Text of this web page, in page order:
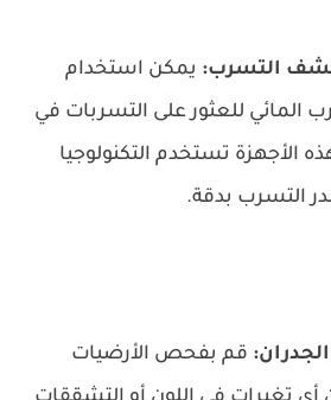
التسرب: يمكن استخدام
المائي للعثور على التسربات في
الأجهزة تستخدم التكنولوجيا
التسرب بدقة.
قم بفحص الأرضيات